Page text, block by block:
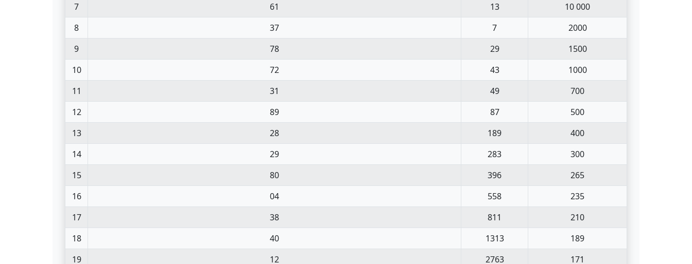
7
61 13
10 000
8
37 7
2000
9
78 29
1500
10
72 43
1000
11
31 49
700
12
89 87
500
13
28 189
400
14
29 283
300
15
80 396
265
16
04 558
235
17
38 811
210
18
40 1313
189
19
12 2763 171